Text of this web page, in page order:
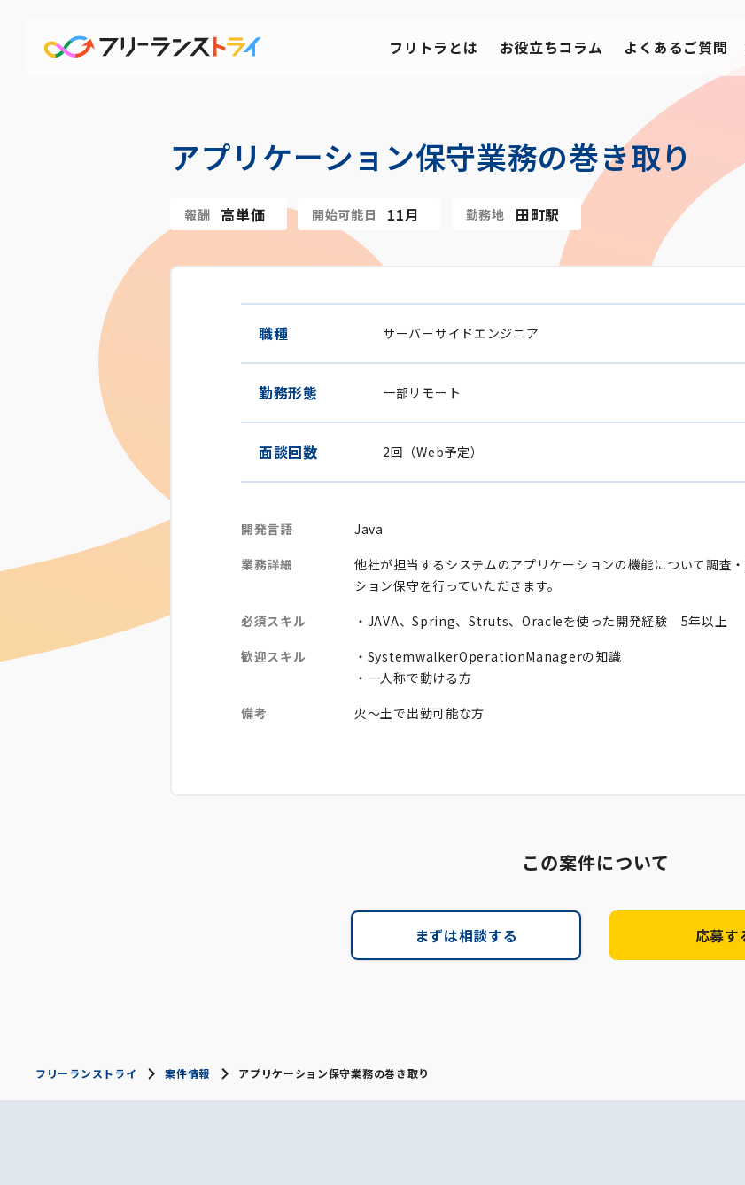
フリトラとは お役立ちコラム よくあるご質問
アプリケーション保守業務の巻き取り
報酬 高単価 開始可能日 11月 勤務地 田町駅
職種 サーバーサイドエンジニア
勤務形態 一部リモート
面談回数 2回（Web予定）
開発言語
Java
業務詳細
他社が担当するシステムのアプリケーションの機能について調査
ション保守を行っていただきます。
必須スキル
・JAVA、Spring、Struts、Oracleを使った開発経験 5年以上
歓迎スキル
・SystemwalkerOperationManagerの知識
・一人称で動ける方
備考
火～土で出勤可能な方
この案件について
まずは相談する 応募す
フリーランストライ 案件情報 アプリケーション保守業務の巻き取り